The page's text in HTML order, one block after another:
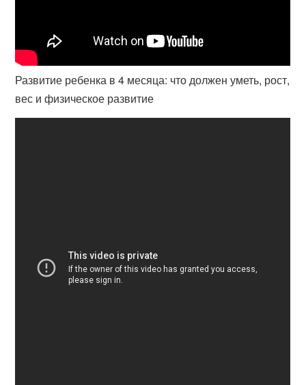
Развитие ребенка в 4 месяца: что должен уметь, рост,
вес и физическое развитие